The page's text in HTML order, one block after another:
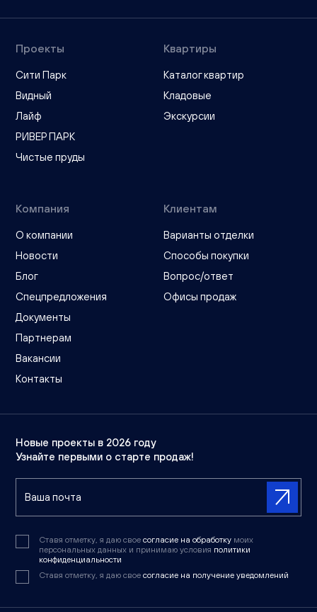
Проекты
Сити Парк
Видный
Лайф
РИВЕР ПАРК
Чистые пруды
Квартиры
Каталог квартир
Кладовые
Экскурсии
Компания
О компании
Новости
Блог
Спецпредложения
Документы
Партнерам
Вакансии
Контакты
Клиентам
Варианты отделки
Способы покупки
Вопрос/ответ
Офисы продаж
Новые проекты в 2026 году
Узнайте первыми о старте продаж!
Ставя отметку, я даю свое согласие на обработку моих
персональных данных и принимаю условия политики
конфиденциальности
Ставя отметку, я даю свое согласие на получение уведомлений